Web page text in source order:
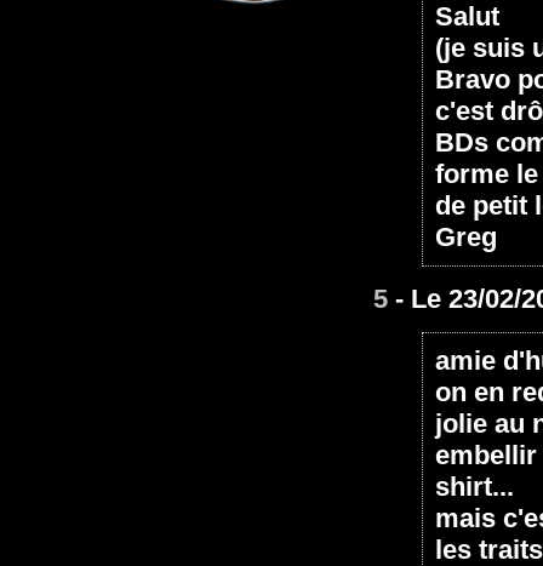
Salut
(je suis
Bravo
c'est
BDs
forme
de petit
Greg
5 - Le 23/02/
amie
on en
jolie au
embellir
shirt...
mais
les